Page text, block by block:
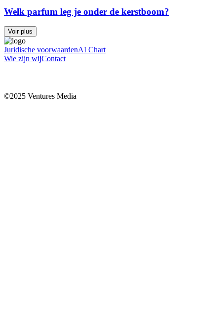
Welk parfum leg je onder de kerstboom?
Voir plus
Juridische voorwaardenAI Chart
Wie zijn wijContact
©2025 Ventures Media